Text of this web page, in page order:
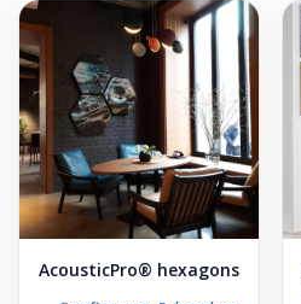
AcousticPro® hexagons